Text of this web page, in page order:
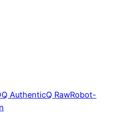
Q AuthenticQ RawRobot-